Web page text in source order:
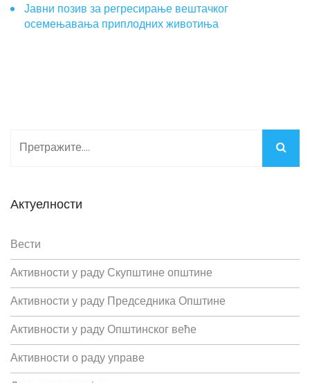
Јавни позив за регресирање вештачког
осемењавања приплодних животиња
Актуелности
Вести
Активности у раду Скупштине општине
Активности у раду Председника Општине
Активности у раду Општинског веће
Активности о раду управе